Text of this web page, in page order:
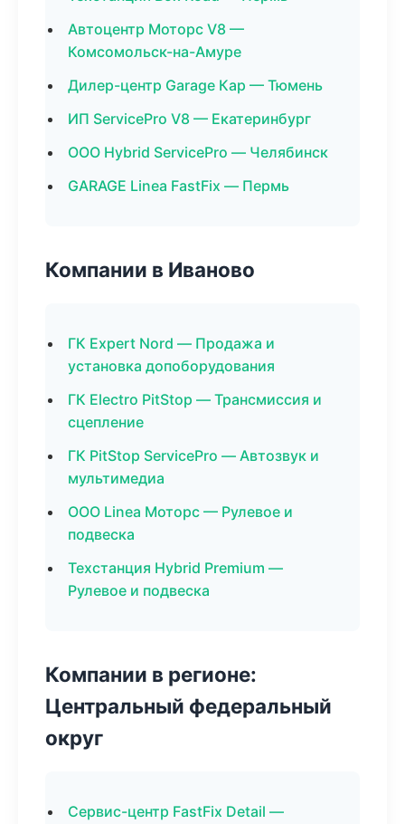
Автоцентр Моторс V8 —
Комсомольск-на-Амуре
Дилер-центр Garage Кар — Тюмень
ИП ServicePro V8 — Екатеринбург
ООО Hybrid ServicePro — Челябинск
GARAGE Linea FastFix — Пермь
Компании в Иваново
ГК Expert Nord — Продажа и
установка допоборудования
ГК Electro PitStop — Трансмиссия и
сцепление
ГК PitStop ServicePro — Автозвук и
мультимедиа
ООО Linea Моторс — Рулевое и
подвеска
Техстанция Hybrid Premium —
Рулевое и подвеска
Компании в регионе:
Центральный федеральный
округ
Сервис-центр FastFix Detail —